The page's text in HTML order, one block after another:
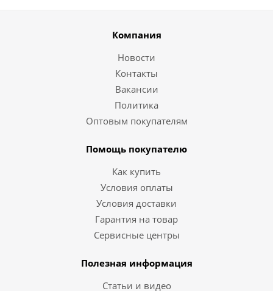
Компания
Новости
Контакты
Вакансии
Политика
Оптовым покупателям
Помощь покупателю
Как купить
Условия оплаты
Условия доставки
Гарантия на товар
Сервисные центры
Полезная информация
Статьи и видео